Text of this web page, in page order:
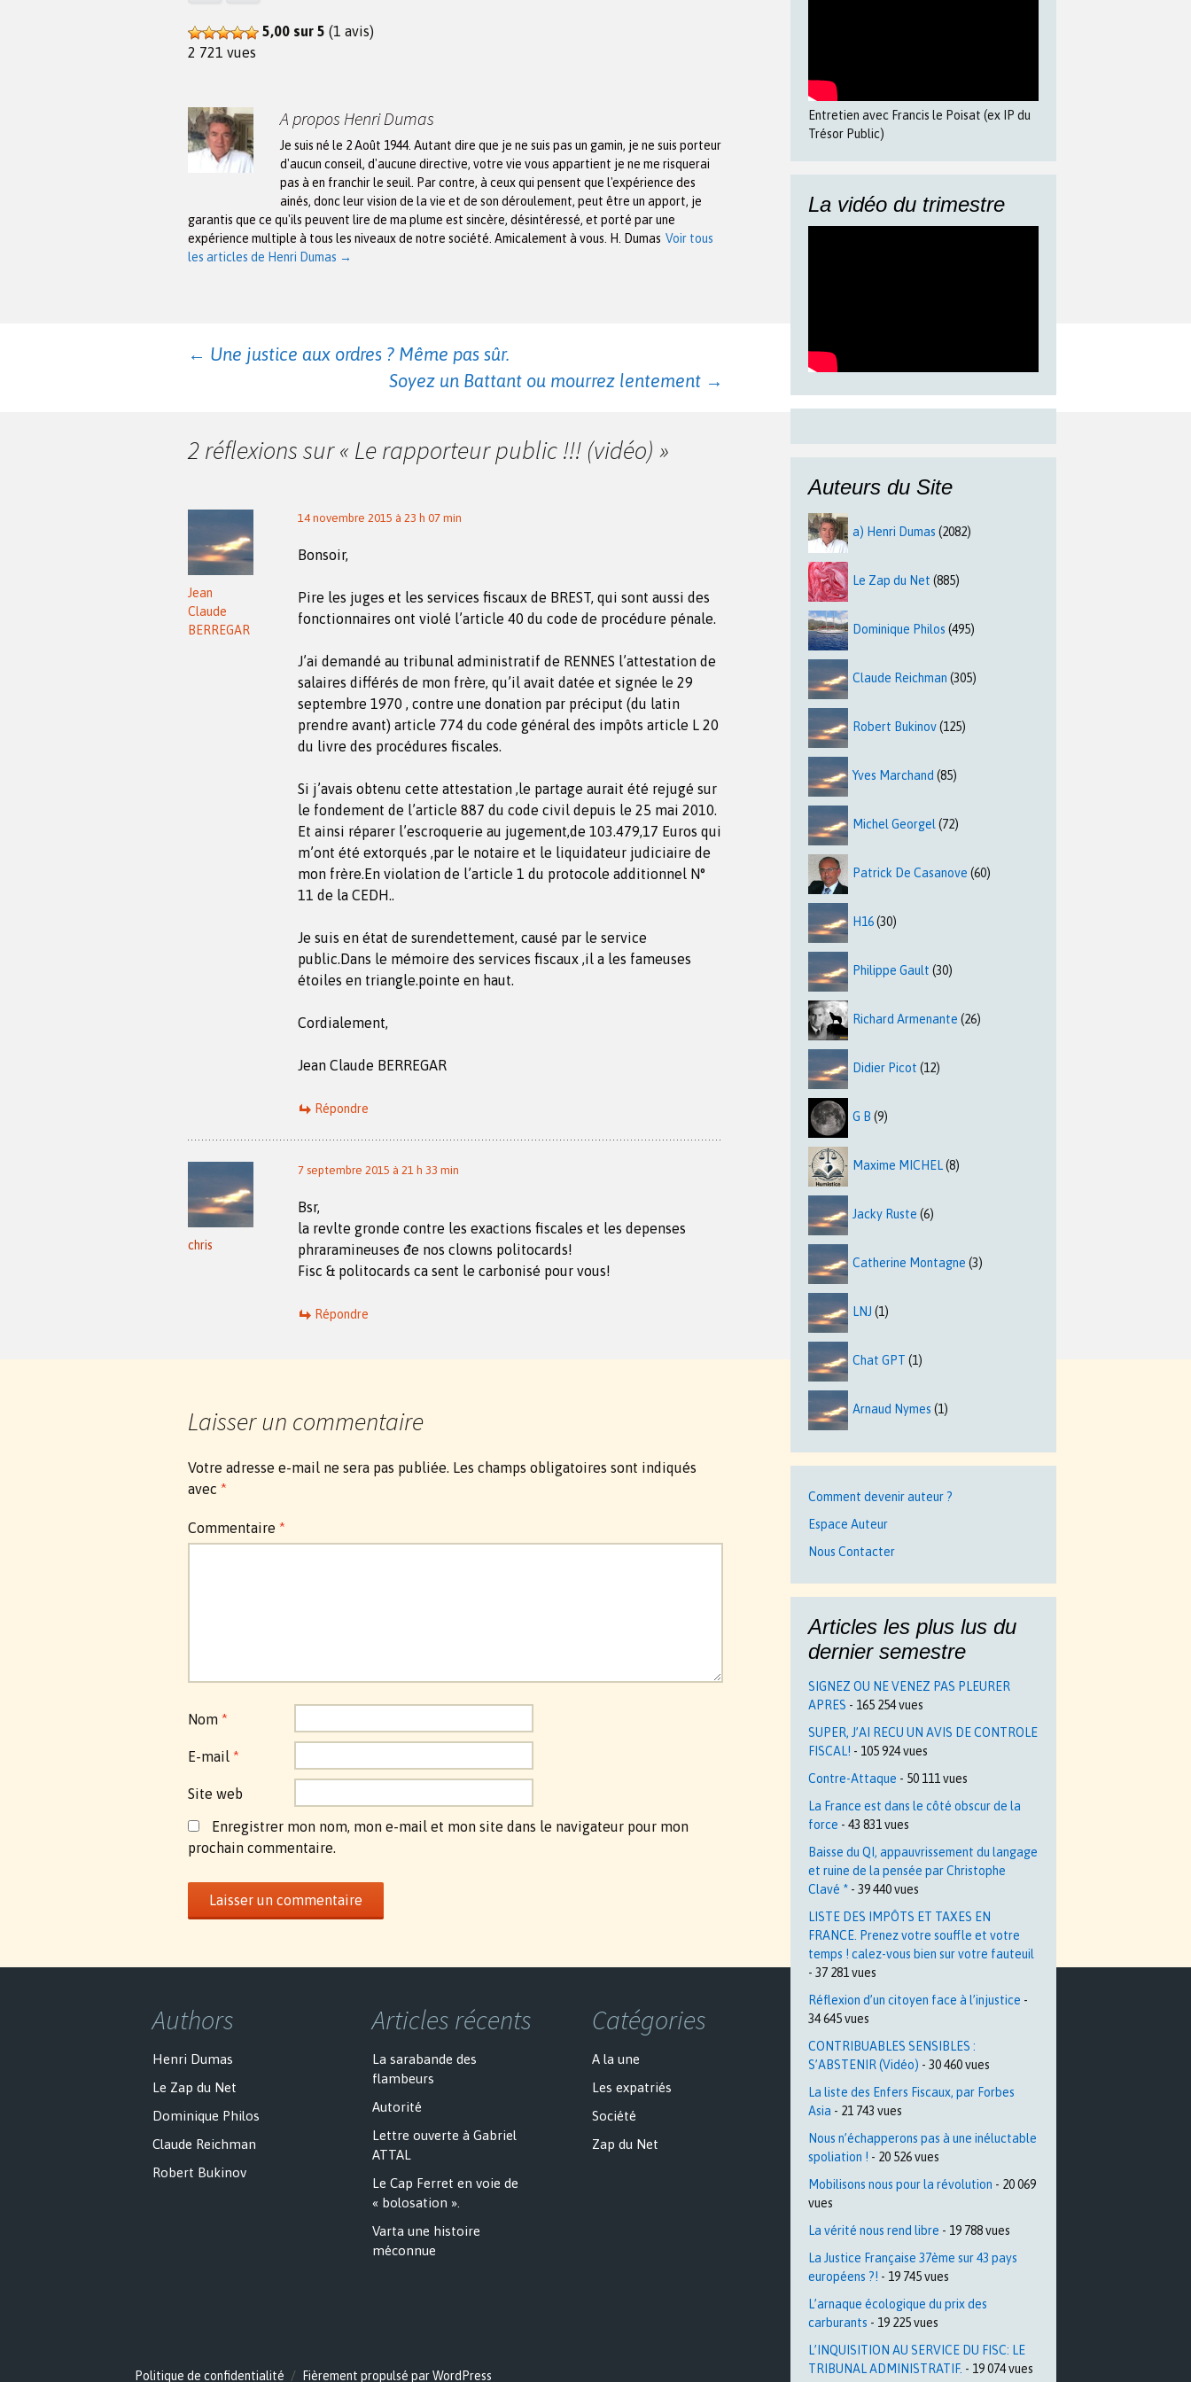
5,00 sur 5 (1 avis)
2 721 vues
A propos Henri Dumas
Je suis né le 2 Août 1944. Autant dire que je ne suis pas un gamin, je ne suis porteur
d'aucun conseil, d'aucune directive, votre vie vous appartient je ne me risquerai
pas à en franchir le seuil. Par contre, à ceux qui pensent que l'expérience des
ainés, donc leur vision de la vie et de son déroulement, peut être un apport, je
garantis que ce qu'ils peuvent lire de ma plume est sincère, désintéressé, et porté par une
expérience multiple à tous les niveaux de notre société. Amicalement à vous. H. Dumas Voir tous
les articles de Henri Dumas →
Navigation
← Une justice aux ordres ? Même pas sûr.
Soyez un Battant ou mourrez lentement →
2 réflexions sur « Le rapporteur public !!! (vidéo) »
Jean
Claude
BERREGAR
14 novembre 2015 à 23 h 07 min
Bonsoir,
Pire les juges et les services fiscaux de BREST, qui sont aussi des
fonctionnaires ont violé l’article 40 du code de procédure pénale.
J’ai demandé au tribunal administratif de RENNES l’attestation de
salaires différés de mon frère, qu’il avait datée et signée le 29
septembre 1970 , contre une donation par préciput (du latin
prendre avant) article 774 du code général des impôts article L 20
du livre des procédures fiscales.
Si j’avais obtenu cette attestation ,le partage aurait été rejugé sur
le fondement de l’article 887 du code civil depuis le 25 mai 2010.
Et ainsi réparer l’escroquerie au jugement,de 103.479,17 Euros qui
m’ont été extorqués ,par le notaire et le liquidateur judiciaire de
mon frère.En violation de l’article 1 du protocole additionnel N°
11 de la CEDH..
Je suis en état de surendettement, causé par le service
public.Dans le mémoire des services fiscaux ,il a les fameuses
étoiles en triangle.pointe en haut.
Cordialement,
Jean Claude BERREGAR
Répondre
chris
7 septembre 2015 à 21 h 33 min
Bsr,
la revlte gronde contre les exactions fiscales et les depenses
phraramineuses đe nos clowns politocards!
Fisc & politocards ca sent le carbonisé pour vous!
Répondre
Laisser un commentaire
Votre adresse e-mail ne sera pas publiée. Les champs obligatoires sont indiqués
avec *
Commentaire *
Nom *
E-mail *
Site web
Enregistrer mon nom, mon e-mail et mon site dans le navigateur pour mon
prochain commentaire.
Entretien avec Francis le Poisat (ex IP du
Trésor Public)
La vidéo du trimestre
Auteurs du Site
a) Henri Dumas (2082)
Le Zap du Net (885)
Dominique Philos (495)
Claude Reichman (305)
Robert Bukinov(125)
Yves Marchand (85)
Michel Georgel (72)
Patrick De Casanove (60)
H16(30)
Philippe Gault (30)
Richard Armenante (26)
Didier Picot (12)
G B (9)
Maxime MICHEL(8)
Jacky Ruste (6)
Catherine Montagne (3)
LNJ (1)
Chat GPT (1)
Arnaud Nymes (1)
Comment devenir auteur ?
Espace Auteur
Nous Contacter
Articles les plus lus du
dernier semestre
SIGNEZ OU NE VENEZ PAS PLEURER
APRES - 165 254 vues
SUPER, J’AI RECU UN AVIS DE CONTROLE
FISCAL! - 105 924 vues
Contre-Attaque - 50 111 vues
La France est dans le côté obscur de la
force - 43 831 vues
Baisse du QI, appauvrissement du langage
et ruine de la pensée par Christophe
Clavé * - 39 440 vues
LISTE DES IMPÔTS ET TAXES EN
FRANCE. Prenez votre souffle et votre
temps ! calez-vous bien sur votre fauteuil
- 37 281 vues
Réflexion d’un citoyen face à l’injustice -
34 645 vues
CONTRIBUABLES SENSIBLES :
S’ABSTENIR (Vidéo) - 30 460 vues
La liste des Enfers Fiscaux, par Forbes
Asia - 21 743 vues
Nous n’échapperons pas à une inéluctable
spoliation ! - 20 526 vues
Mobilisons nous pour la révolution - 20 069
vues
La vérité nous rend libre - 19 788 vues
La Justice Française 37ème sur 43 pays
européens ?! - 19 745 vues
L’arnaque écologique du prix des
carburants - 19 225 vues
L’INQUISITION AU SERVICE DU FISC: LE
TRIBUNAL ADMINISTRATIF. - 19 074 vues
Authors
Henri Dumas
Le Zap du Net
Dominique Philos
Claude Reichman
Robert Bukinov
Articles récents
La sarabande des
flambeurs
Autorité
Lettre ouverte à Gabriel
ATTAL
Le Cap Ferret en voie de
« bolosation ».
Varta une histoire
méconnue
Catégories
A la une
Les expatriés
Société
Zap du Net
Politique de confidentialité Fièrement propulsé par WordPress